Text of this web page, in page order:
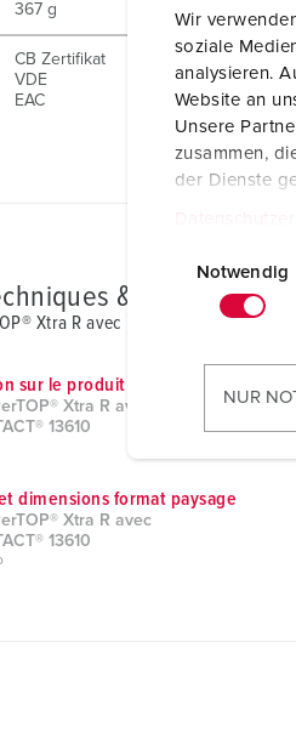
Wir
soziale
analysieren.
Website an
Unsere
zusammen,
der Dienste
u
Notwendig
NUR
367 g
CB Zertifikat
VDE
EAC
&
Xtra R avec ErgoCONTACT® 13610
sur le produit
Xtra R avec
13610
dimensions format paysage
Xtra R avec
13610